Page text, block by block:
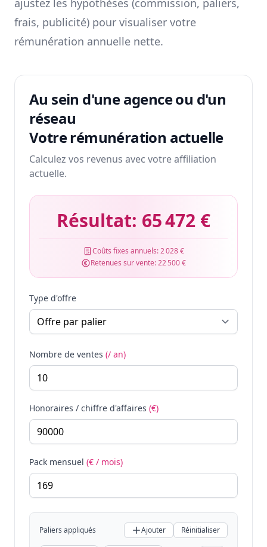
ajustez les hypothèses (commission, paliers,
frais, publicité) pour visualiser votre
rémunération annuelle nette.
Au sein d'une agence ou d'un
réseau
Votre rémunération actuelle
Calculez vos revenus avec votre affiliation
actuelle.
Résultat: 65 472 €
Coûts fixes annuels:2 028 €
Retenues sur vente:22 500 €
Type d'offre
Nombre de ventes (/ an)
Honoraires / chiffre d'affaires (€)
Pack mensuel (€ / mois)
Paliers appliqués Ajouter Réinitialiser